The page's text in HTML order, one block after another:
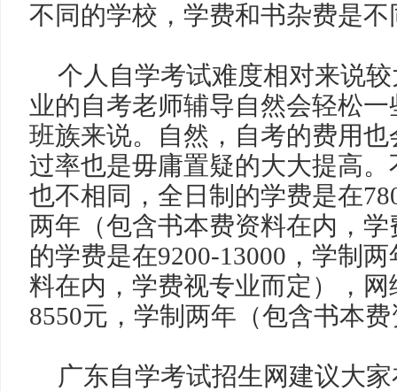
不同的学校，学费和书杂费是不
个人自学考试难度相对来说
业的自考老师辅导自然会轻松
班族来说。自然，自考的费用
过率也是毋庸置疑的大大提高
也不相同，全日制的学费是在
两年（包含书本费资料在内，
的学费是在9200-13000，学制
料在内，学费视专业而定），网
8550元，学制两年（包含书本
广东自学考试招生网建议大